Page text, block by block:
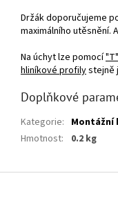
Držák doporučujeme
maximálního utěsnění.
Na úchyt lze pomocí
hliníkové profilystejně
Doplňkové
Kategorie: Montážní
Hmotnost: 0.2 kg